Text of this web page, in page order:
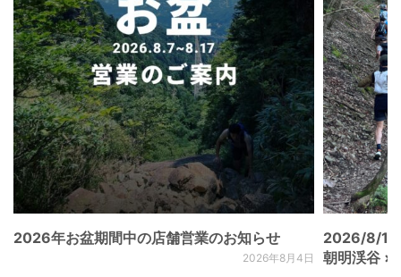
2026年お盆期間中の店舗営業のお知らせ
2026年8月4日
2026/8/
朝明渓谷 ×